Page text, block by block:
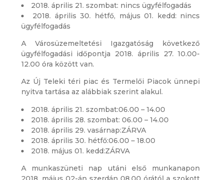
2018. április 21. szombat: nincs ügyfélfogadás
2018. április 30. hétfő, május 01. kedd: nincs
ügyfélfogadás
A Városüzemeltetési Igazgatóság következő
ügyfélfogadási időpontja 2018. április 27. 10.00-
12.00 óra között van.
Az Új Teleki téri piac és Termelői Piacok ünnepi
nyitva tartása az alábbiak szerint alakul.
2018. április 21. szombat:06.00 – 14.00
2018. április 28. szombat: 06.00 – 14.00
2018. április 29. vasárnap:ZÁRVA
2018. április 30. hétfő:06.00 – 18.00
2018. május 01. kedd:ZÁRVA
A munkaszüneti nap utáni első munkanapon